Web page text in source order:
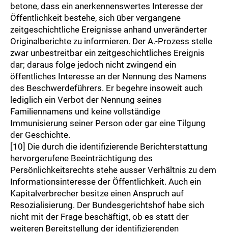
betone, dass ein anerkennenswertes Interesse der
Öffentlichkeit bestehe, sich über vergangene
zeitgeschichtliche Ereignisse anhand unveränderter
Originalberichte zu informieren. Der A.-Prozess stelle
zwar unbestreitbar ein zeitgeschichtliches Ereignis
dar; daraus folge jedoch nicht zwingend ein
öffentliches Interesse an der Nennung des Namens
des Beschwerdeführers. Er begehre insoweit auch
lediglich ein Verbot der Nennung seines
Familiennamens und keine vollständige
Immunisierung seiner Person oder gar eine Tilgung
der Geschichte.
[10] Die durch die identifizierende Berichterstattung
hervorgerufene Beeinträchtigung des
Persönlichkeitsrechts stehe ausser Verhältnis zu dem
Informationsinteresse der Öffentlichkeit. Auch ein
Kapitalverbrecher besitze einen Anspruch auf
Resozialisierung. Der Bundesgerichtshof habe sich
nicht mit der Frage beschäftigt, ob es statt der
weiteren Bereitstellung der identifizierenden